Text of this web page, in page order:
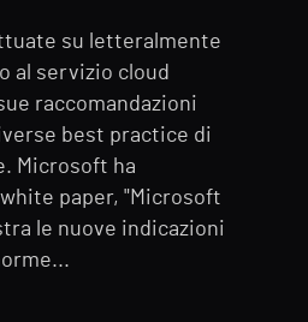
su letteralmente
al servizio cloud
raccomandazioni
best practice di
Microsoft ha
paper, "Microsoft
le nuove indicazioni